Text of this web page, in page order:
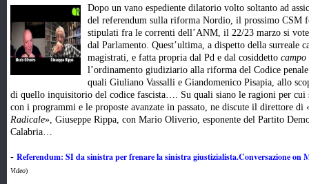
Dopo un vano espediente dilatorio volto soltanto ad
del referendum sulla riforma Nordio, il prossimo CSM
stipulati fra le correnti dell’ANM, il 22/23 marzo si
dal Parlamento. Quest’ultima, a dispetto della surreale
magistrati, e fatta propria dal Pd e dal cosiddetto campo
l’ordinamento giudiziario alla riforma del Codice
quali Giuliano Vassalli e Giandomenico Pisapia, allo
di quello inquisitorio del codice fascista…. Su quali siano le ragioni per cui
con i programmi e le proposte avanzate in passato, ne discute il direttore di
Radicale», Giuseppe Rippa, con Mario Oliverio, esponente del Partito
Calabria…
- Referendum: SI da sinistra per frenare la sinistra giustizialista.Conversazione
Video)